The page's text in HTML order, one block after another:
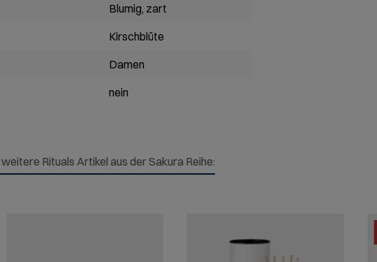
Blumig, zart
Kirschblüte
Damen
nein
Rituals Artikel aus der Sakura Reihe: